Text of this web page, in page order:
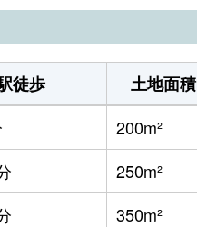
徒歩 土地面積
200m²
250m²
350m²